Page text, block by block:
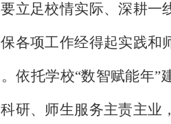
立足校情实际、深耕
各项工作经得起实践
依托学校“数智赋能年”
研、师生服务主责主